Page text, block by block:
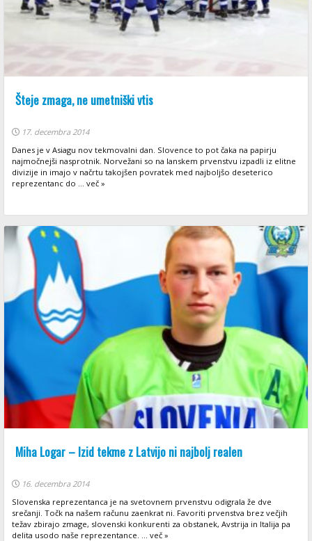
Šteje zmaga, ne umetniški vtis
17. decembra 2014
Danes je v Asiagu nov tekmovalni dan. Slovence to pot čaka na papirju
najmočnejši nasprotnik. Norvežani so na lanskem prvenstvu izpadli iz elitne
divizije in imajo v načrtu takojšen povratek med najboljšo deseterico
reprezentanc do ... več »
Miha Logar – Izid tekme z Latvijo ni najbolj realen
16. decembra 2014
Slovenska reprezentanca je na svetovnem prvenstvu odigrala že dve
srečanji. Točk na našem računu zaenkrat ni. Favoriti prvenstva brez večjih
težav zbirajo zmage, slovenski konkurenti za obstanek, Avstrija in Italija pa
delita usodo naše reprezentance. ... več »